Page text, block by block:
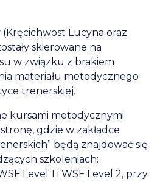
(Kręcichwost Lucyna oraz
skierowane na
w związku z brakiem
materiału metodycznego
trenerskiej.
kursami metodycznymi
gdzie w zakładce
będą znajdować się
szkoleniach:
Level 1 i WSF Level 2, przy